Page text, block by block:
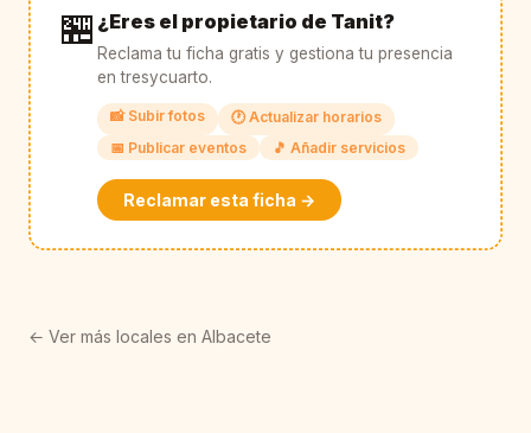
🏪 ¿Eres el propietario de Tanit?
Reclama tu ficha gratis y gestiona tu presencia
en tresycuarto.
📸 Subir fotos
🕐 Actualizar horarios
📅 Publicar eventos
🎵 Añadir servicios
Reclamar esta ficha →
← Ver más locales en Albacete